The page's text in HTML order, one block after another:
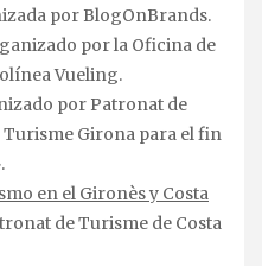
por BlogOnBrands.
por la Oficina de
Vueling.
por Patronat de
Girona para el fin
en el Gironès y Costa
de Turisme de Costa